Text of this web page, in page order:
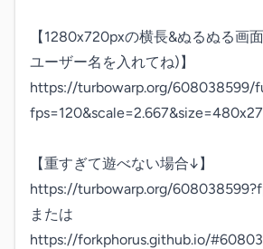
【1280x720pxの横長&ぬるぬる画
ユーザー名を入れてね)】
https://turbowarp.org/608038599/
【重すぎて遊べない場合↓】
https://turbowarp.org/
または
https://forkphorus.github.io/